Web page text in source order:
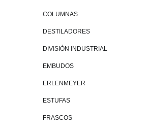
COLUMNAS
DESTILADORES
DIVISIÓN INDUSTRIAL
EMBUDOS
ERLENMEYER
ESTUFAS
FRASCOS